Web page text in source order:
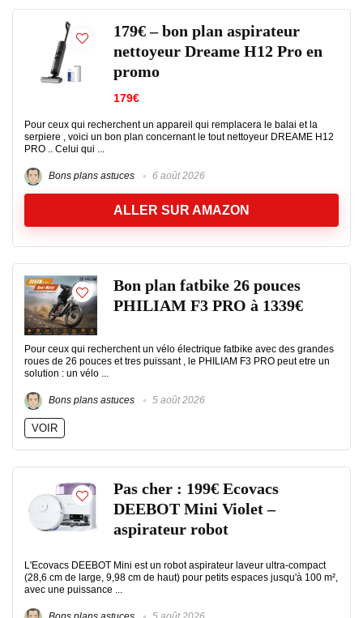
179€ – bon plan aspirateur
nettoyeur Dreame H12 Pro en
promo
179€
Pour ceux qui recherchent un appareil qui remplacera le balai et la
serpiere , voici un bon plan concernant le tout nettoyeur DREAME H12
PRO .. Celui qui ...
Bons plans astuces 6 août 2026
ALLER SUR AMAZON
Bon plan fatbike 26 pouces
PHILIAM F3 PRO à 1339€
Pour ceux qui recherchent un vélo électrique fatbike avec des grandes
roues de 26 pouces et tres puissant , le PHILIAM F3 PRO peut etre un
solution : un vélo ...
Bons plans astuces 5 août 2026
VOIR
Pas cher : 199€ Ecovacs
DEEBOT Mini Violet –
aspirateur robot
L'Ecovacs DEEBOT Mini est un robot aspirateur laveur ultra-compact
(28,6 cm de large, 9,98 cm de haut) pour petits espaces jusqu'à 100 m²,
avec une puissance ...